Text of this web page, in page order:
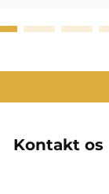
Kontakt os